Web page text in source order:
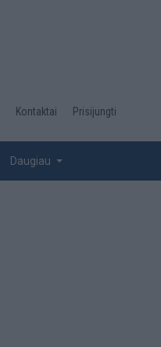
Kontaktai Prisijungti
Daugiau